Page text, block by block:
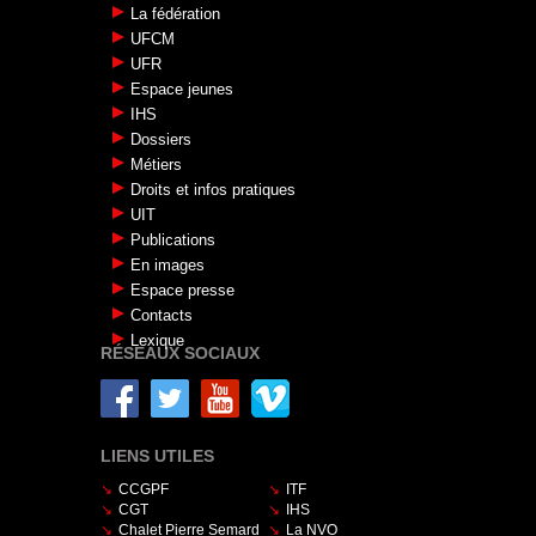
TT023
01.07.2026
La fédération
UFCM
UFR
Espace jeunes
IHS
Dossiers
Métiers
Droits et infos pratiques
UIT
Publications
En images
Espace presse
Contacts
Lexique
RÉSEAUX SOCIAUX
LIENS UTILES
CCGPF
CGT
Chalet Pierre Semard
ITF
IHS
La NVO